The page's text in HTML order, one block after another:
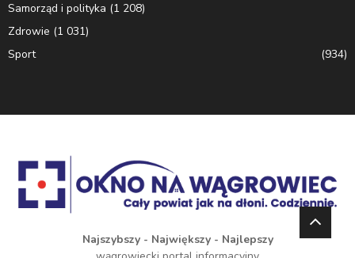
Samorząd i polityka (1 208)
Zdrowie (1 031)
Sport
(934)
Najszybszy - Największy - Najlepszy